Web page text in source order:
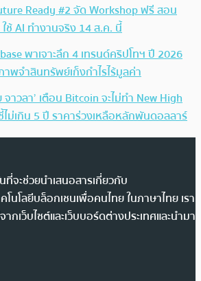
Ready #2 จัด Workshop ฟรี สอน
ใช้ AI ทำงานจริง 14 ส.ค. นี้
พาเจาะลึก 4 เทรนด์คริปโทฯ ปี 2026
พจำสินทรัพย์เก็งกำไรไร้มูลค่า
จาวลา’ เตือน Bitcoin จะไม่ทำ New High
ไม่เกิน 5 ปี ราคาร่วงเหลือหลักพันดอลลาร์
จะช่วยนำเสนอสารเกี่ยวกับ
โนโลยีบล็อกเชนเพื่อคนไทย ในภาษาไทย เรา
เว็บไซต์และเว็บบอร์ดต่างประเทศและนำมา